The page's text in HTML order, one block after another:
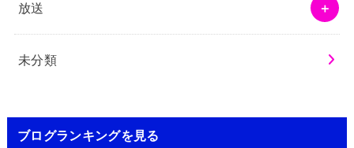
放送
未分類
ブログランキングを見る